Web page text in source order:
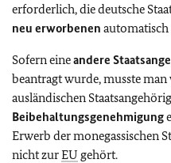
erforderlich, die deutsche
neu erworbenen
Sofern eineandere
beantragt wurde, musste
ausländischen
Beibehaltungsgenehmigung
Erwerb der monegassischen
nicht zurEU gehört.